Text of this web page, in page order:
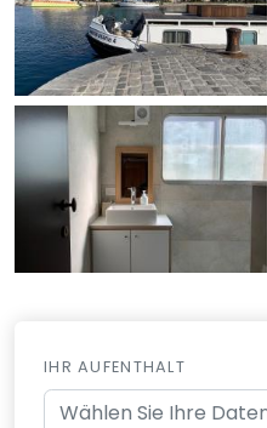
IHR AUFENTHALT